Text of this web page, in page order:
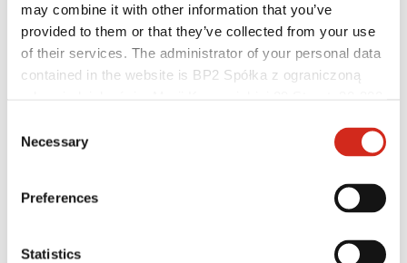
may combine it with other information that you’ve
provided to them or that they’ve collected from your use
of their services. The administrator of your personal data
contained in the website is BP2 Spółka z ograniczoną
121387608.
Selection
Necessary
Preferences
Statistics